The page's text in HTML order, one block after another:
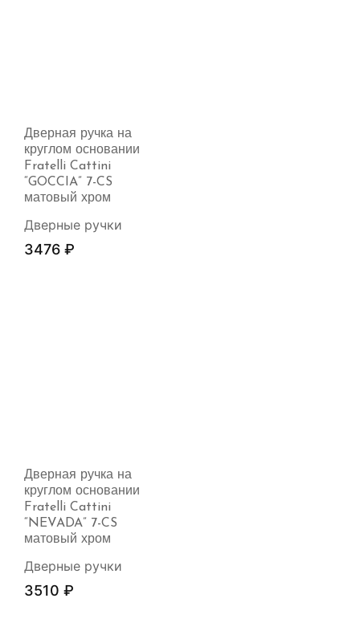
Дверная ручка на
круглом основании
Fratelli Cattini
“GOCCIA” 7-CS
матовый хром
Дверные ручки
3476 ₽
Дверная ручка на
круглом основании
Fratelli Cattini
“NEVADA” 7-CS
матовый хром
Дверные ручки
3510 ₽